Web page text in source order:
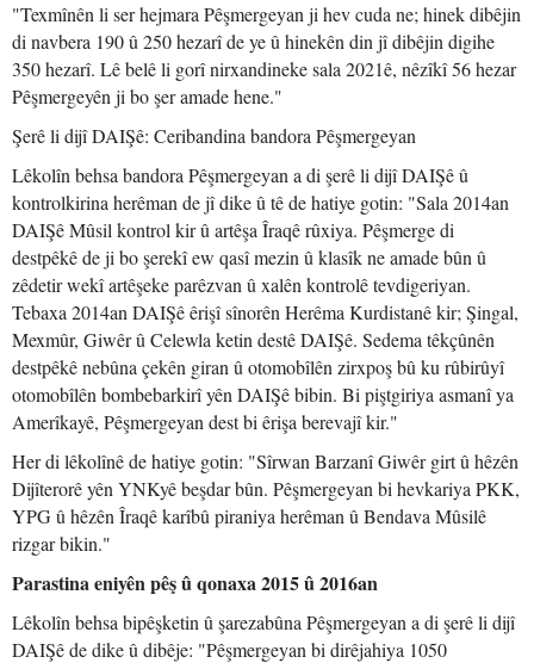
"Texmînên li ser hejmara Pêşmergeyan ji hev cuda ne; hinek dibêjin
di navbera 190 û 250 hezarî de ye û hinekên din jî dibêjin digihe
350 hezarî. Lê belê li gorî nirxandineke sala 2021ê, nêzîkî 56 hezar
Pêşmergeyên ji bo şer amade hene."
Şerê li dijî DAIŞê: Ceribandina bandora Pêşmergeyan
Lêkolîn behsa bandora Pêşmergeyan a di şerê li dijî DAIŞê û
kontrolkirina herêman de jî dike û tê de hatiye gotin: "Sala 2014an
DAIŞê Mûsil kontrol kir û artêşa Îraqê rûxiya. Pêşmerge di
destpêkê de ji bo şerekî ew qasî mezin û klasîk ne amade bûn û
zêdetir wekî artêşeke parêzvan û xalên kontrolê tevdigeriyan.
Tebaxa 2014an DAIŞê êrişî sînorên Herêma Kurdistanê kir; Şingal,
Mexmûr, Giwêr û Celewla ketin destê DAIŞê. Sedema têkçûnên
destpêkê nebûna çekên giran û otomobîlên zirxpoş bû ku rûbirûyî
otomobîlên bombebarkirî yên DAIŞê bibin. Bi piştgiriya asmanî ya
Amerîkayê, Pêşmergeyan dest bi êrişa berevajî kir."
Her di lêkolînê de hatiye gotin: "Sîrwan Barzanî Giwêr girt û hêzên
Dijîterorê yên YNKyê beşdar bûn. Pêşmergeyan bi hevkariya PKK,
YPG û hêzên Îraqê karîbû piraniya herêman û Bendava Mûsilê
rizgar bikin."
Parastina eniyên pêş û qonaxa 2015 û 2016an
Lêkolîn behsa bipêşketin û şarezabûna Pêşmergeyan a di şerê li dijî
DAIŞê de dike û dibêje: "Pêşmergeyan bi dirêjahiya 1050